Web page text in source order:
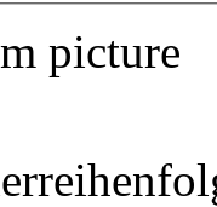
picture